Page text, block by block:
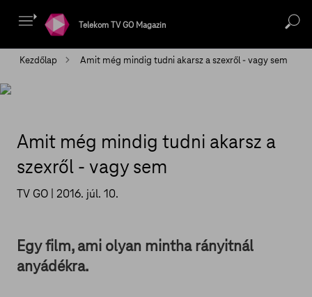
Telekom TV GO Magazin
Kezdőlap Amit még mindig tudni akarsz a szexről - vagy sem
Amit még mindig tudni akarsz a
szexről - vagy sem
TV GO | 2016. júl. 10.
Egy film, ami olyan mintha rányitnál
anyádékra.